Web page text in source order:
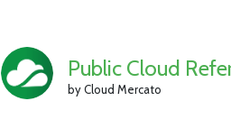
Public Cloud
by Cloud Mercato